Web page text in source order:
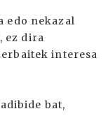
edo nekazal
ez dira
interesa
bat,